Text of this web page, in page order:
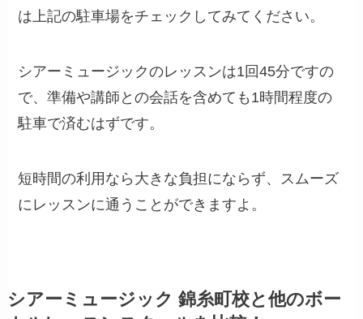
は上記の駐車場をチェックしてみてください。
シアーミュージックのレッスンは1回45分ですの
で、準備や講師との会話を含めても1時間程度の
駐車で済むはずです。
短時間の利用なら大きな負担にならず、スムーズ
にレッスンに通うことができますよ。
シアーミュージック 錦糸町校と他のボー